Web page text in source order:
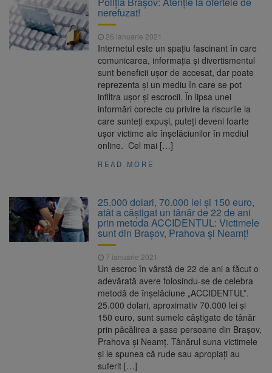
Nivelul Dunării a început să crească
8 august 2026
Asociația Română pentru
Iluminat cere reducerea luminii pe timpul
nopții, nu oprirea iluminatului public
7 august 2026
Trafic blocat pe DN1E Brașov
– Poiana Brașov după un accident. Două
persoane primesc îngrijiri medicale
Se schimbă examenul de
medic specialist. Subiecte unice în toată țara,
aceeași oră și același barem
nerefuzat!
26 ianuarie 2021
Internetul este un spațiu fascinant în care
comunicarea, informația și divertismentul
sunt beneficii ușor de accesat, dar poate
reprezenta și un mediu în care se pot
infiltra ușor și escrocii. În lipsa unei
informări corecte cu privire la riscurile la
care sunteți expuși, puteți deveni foarte
uşor victime ale înșelăciunilor în mediul
online. Cel mai […]
READ MORE
25.000 dolari, 70.000 lei şi 150 euro,
atât a câștigat un tânăr de 22 de ani
prin metoda ACCIDENTUL: Victimele
sunt din Brașov, Prahova și Neamț!
7 ianuarie 2021
Un escroc în vârstă de 22 de ani a făcut o
adevărată avere folosindu-se de celebra
metodă de înșelăciune „ACCIDENTUL”.
25.000 dolari, aproximativ 70.000 lei şi
150 euro, sunt sumele câștigate de tânăr
prin păcălirea a șase persoane din Brașov,
Prahova și Neamț. Tânărul suna victimele
și le spunea că rude sau apropiați au
suferit […]